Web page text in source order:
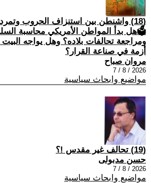
(18) واشنطن بين استنزاف الحروب
🗳هل بدأ المواطن الأمريكي محاسبة
ومراجعة تحالفات بلاده؟ وهل يواجه البيت
أزمة في صناعة القرار؟
مروان صباح
2026 / 8 / 7
مواضيع وابحاث سياسية
(19) تحالف غير مقدس !؟
حسن مدبولى
2026 / 8 / 7
مواضيع وابحاث سياسية